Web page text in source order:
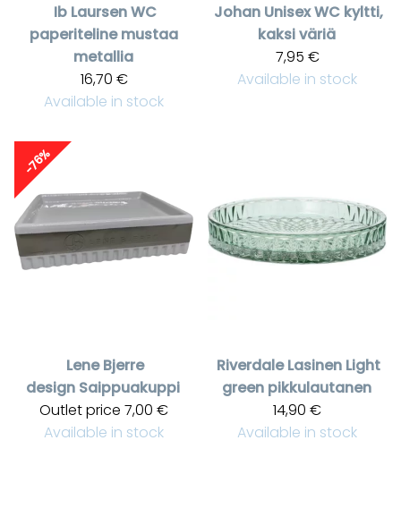
Ib LaursenWC
paperiteline mustaa
metallia
16,70 €
Available in stock
Johan Unisex WC kyltti,
kaksi väriä
7,95 €
Available in stock
-76%
Lene Bjerre
design Saippuakuppi
Outlet price 7,00 €
Available in stock
Riverdale Lasinen Light
green pikkulautanen
14,90 €
Available in stock